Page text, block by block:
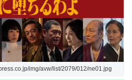
img/avw/list/2079/012/ne01.jpg